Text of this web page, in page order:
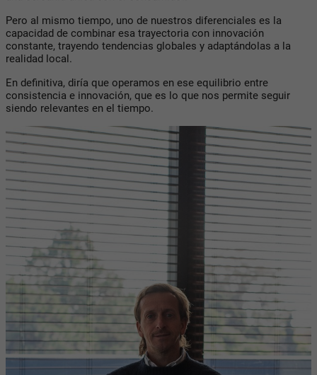
Pero al mismo tiempo, uno de nuestros diferenciales es la
capacidad de combinar esa trayectoria con innovación
constante, trayendo tendencias globales y adaptándolas a la
realidad local.
En definitiva, diría que operamos en ese equilibrio entre
consistencia e innovación, que es lo que nos permite seguir
siendo relevantes en el tiempo.